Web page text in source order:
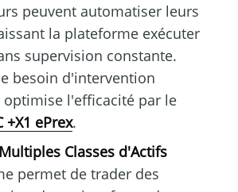
peuvent automatiser leurs
la plateforme exécuter
supervision constante.
besoin d'intervention
l'efficacité par le
+X1 ePrex.
Classes d'Actifs
permet de trader des